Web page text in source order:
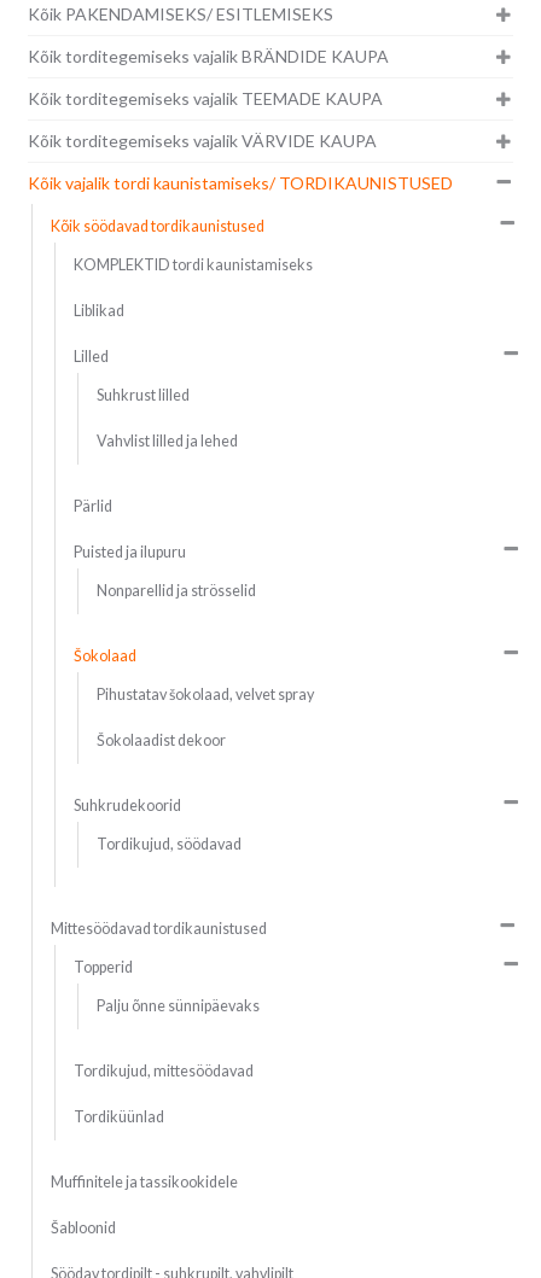
Kõik PAKENDAMISEKS/ ESITLEMISEKS
Kõik torditegemiseks vajalik BRÄNDIDE KAUPA
Kõik torditegemiseks vajalik TEEMADE KAUPA
Kõik torditegemiseks vajalik VÄRVIDE KAUPA
Kõik vajalik tordi kaunistamiseks/ TORDIKAUNISTUSED
Kõik söödavad tordikaunistused
KOMPLEKTID tordi kaunistamiseks
Liblikad
Lilled
Suhkrust lilled
Vahvlist lilled ja lehed
Pärlid
Puisted ja ilupuru
Nonparellid ja strösselid
Šokolaad
Pihustatav šokolaad, velvet spray
Šokolaadist dekoor
Suhkrudekoorid
Tordikujud, söödavad
Mittesöödavad tordikaunistused
Topperid
Palju õnne sünnipäevaks
Tordikujud, mittesöödavad
Tordiküünlad
Muffinitele ja tassikookidele
Šabloonid
Söödav tordipilt - suhkrupilt, vahvlipilt